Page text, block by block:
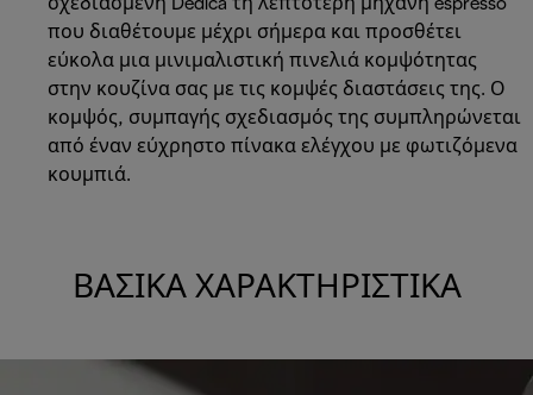
σχεδιασμένη Dedica τη λεπτότερη μηχανή espresso
που διαθέτουμε μέχρι σήμερα και προσθέτει
εύκολα μια μινιμαλιστική πινελιά κομψότητας
στην κουζίνα σας με τις κομψές διαστάσεις της. Ο
κομψός, συμπαγής σχεδιασμός της συμπληρώνεται
από έναν εύχρηστο πίνακα ελέγχου με φωτιζόμενα
κουμπιά.
ΒΑΣΙΚΆ ΧΑΡΑΚΤΗΡΙΣΤΙΚΆ